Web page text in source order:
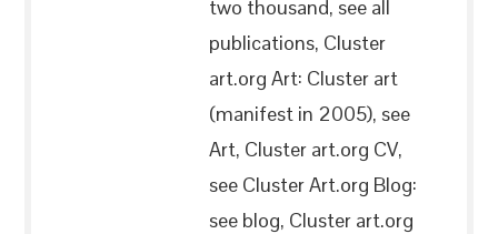
two thousand, see all
publications, Cluster
art.org Art: Cluster art
(manifest in 2005), see
Art, Cluster art.org CV,
see Cluster Art.org Blog:
see blog, Cluster art.org